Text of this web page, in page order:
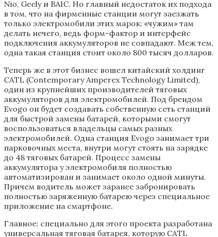
Nio, Geely и BAIC. Но главный недостаток их подхода
в том, что на фирменные станции могут заезжать
только электромобили этих марок: «чужим» там
делать нечего, ведь форм-фактор и интерфейс
подключения аккумуляторов не совпадают. Меж тем,
одна такая станция стоит около 800 тысяч долларов.
Теперь же в этот бизнес вошел китайский холдинг
CATL (Contemporary Amperex Technology Limited),
один из крупнейших производителей тяговых
аккумуляторов для электромобилей. Под брендом
Evogo он будет создавать собственную сеть станций
для быстрой замены батарей, которыми смогут
воспользоваться владельцы самых разных
электромобилей. Одна станция Evogo занимает три
парковочных места, внутри могут стоять на зарядке
до 48 тяговых батарей. Процесс замены
аккумулятора у электромобиля полностью
автоматизирован и занимает около одной минуты.
Причем водитель может заранее забронировать
полностью заряженную батарею через специальное
приложение на смартфоне.
Главное: специально для этого проекта разработана
универсальная тяговая батарея, которую CATL